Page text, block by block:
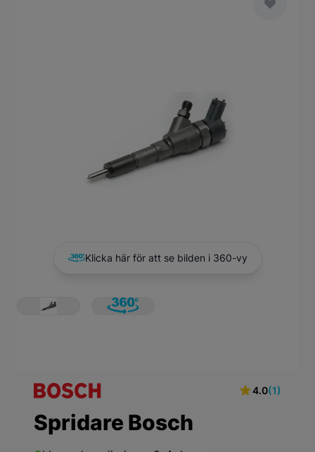
Klicka här för att se bilden i 360-vy
View larger image
View larger image
4.0(1)
Spridare Bosch